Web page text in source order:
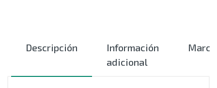
Descripción
Información
adicional
Marca